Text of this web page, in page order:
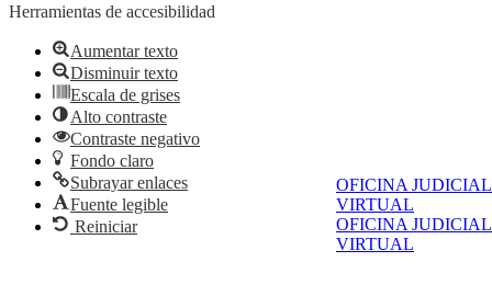
OFICINA JUDICIAL
VIRTUAL
OFICINA JUDICIAL
VIRTUAL
Herramientas de accesibilidad
Aumentar texto
Disminuir texto
Escala de grises
Alto contraste
Contraste negativo
Fondo claro
Subrayar enlaces
Fuente legible
Reiniciar